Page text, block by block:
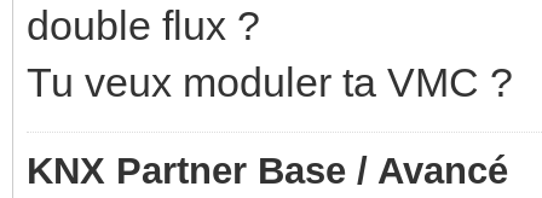
double flux ?
Tu veux moduler ta VMC ?
KNX Partner Base / Avancé